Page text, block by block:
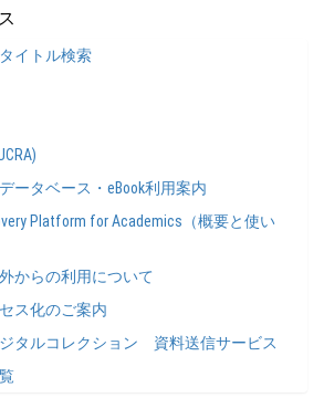
イトル検索
ータベース・eBook利用案内
Platform for Academics（概要と使い
からの利用について
ス化のご案内
タルコレクション 資料送信サービス